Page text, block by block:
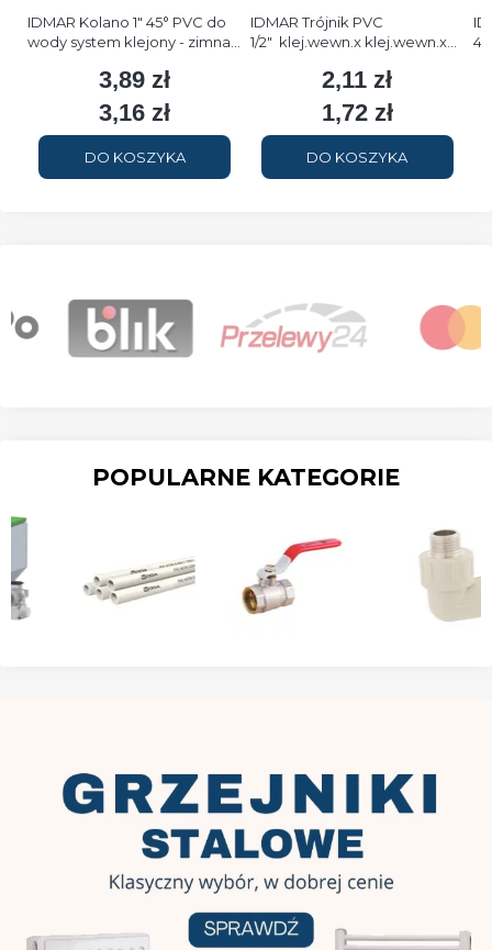
IDMAR Kolano 1" 45° PVC do
wody system klejony - zimna
Cena
3,89 zł
Cena
3,16 zł
DO KOSZYKA
IDMAR Trójnik PVC
1/2" klej.wewn.x klej.wewn.x
Cena
2,11 zł
Cena
1,72 zł
DO KOSZYKA
POPULARNE KATEGORIE